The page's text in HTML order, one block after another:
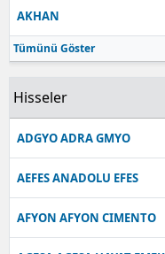
AKHAN
Tümünü Göster
Hisseler
ADGYO ADRA GMYO
AEFES ANADOLU EFES
AFYON AFYON CIMENTO